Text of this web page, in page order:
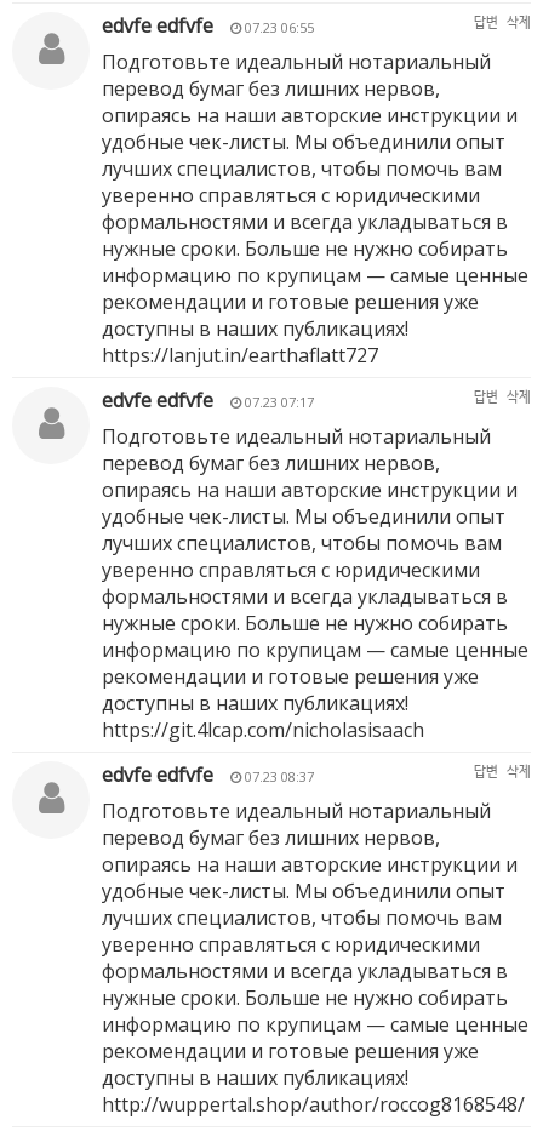
edvfe edfvfe
07.23 06:55 답변 삭제
Подготовьте идеальный нотариальный
перевод бумаг без лишних нервов,
опираясь на наши авторские инструкции и
удобные чек-листы. Мы объединили опыт
лучших специалистов, чтобы помочь вам
уверенно справляться с юридическими
формальностями и всегда укладываться в
нужные сроки. Больше не нужно собирать
информацию по крупицам — самые ценные
рекомендации и готовые решения уже
доступны в наших публикациях!
https://lanjut.in/earthaflatt727
edvfe edfvfe
07.23 07:17 답변 삭제
Подготовьте идеальный нотариальный
перевод бумаг без лишних нервов,
опираясь на наши авторские инструкции и
удобные чек-листы. Мы объединили опыт
лучших специалистов, чтобы помочь вам
уверенно справляться с юридическими
формальностями и всегда укладываться в
нужные сроки. Больше не нужно собирать
информацию по крупицам — самые ценные
рекомендации и готовые решения уже
доступны в наших публикациях!
https://git.4lcap.com/nicholasisaach
edvfe edfvfe
07.23 08:37 답변 삭제
Подготовьте идеальный нотариальный
перевод бумаг без лишних нервов,
опираясь на наши авторские инструкции и
удобные чек-листы. Мы объединили опыт
лучших специалистов, чтобы помочь вам
уверенно справляться с юридическими
формальностями и всегда укладываться в
нужные сроки. Больше не нужно собирать
информацию по крупицам — самые ценные
рекомендации и готовые решения уже
доступны в наших публикациях!
http://wuppertal.shop/author/roccog8168548/